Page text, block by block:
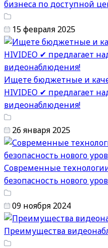
бизнеса по доступной
15 февраля 2025
Ищете бюджетные и
HIVIDEO ✔ предлагает
видеонаблюдения!
26 января 2025
Современные
безопасность нового
09 ноября 2024
Преимущества